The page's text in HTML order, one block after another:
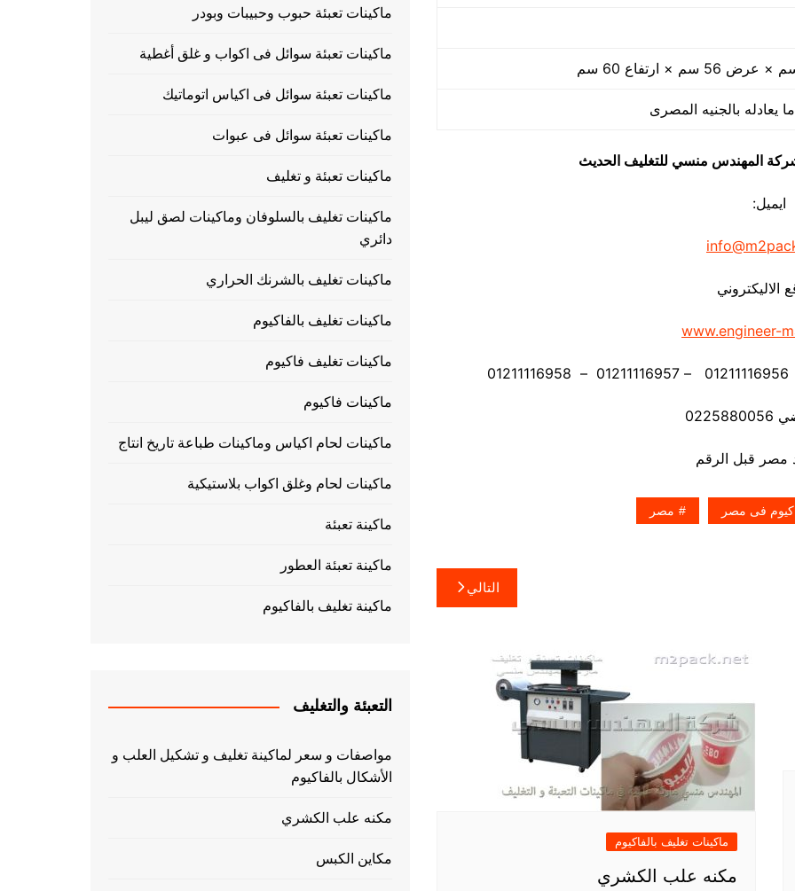
يعادله بالجنيه المصرى
شركة المهندس منسي للتغليف الحديث
ايميل:
الاليكتروني
www.engineer-
فى مصر مصر
التالي
ماكينات تغليف بالفاكيوم
مكنه علب الكشري
ماكينات تعبئة حبوب وحبيبات وبودر
ماكينات تعبئة سوائل فى اكواب و غلق أغطية
ماكينات تعبئة سوائل فى اكياس اتوماتيك
ماكينات تعبئة سوائل فى عبوات
ماكينات تعبئة و تغليف
ماكينات تغليف بالسلوفان وماكينات لصق ليبل
دائري
ماكينات تغليف بالشرنك الحراري
ماكينات تغليف بالفاكيوم
ماكينات تغليف فاكيوم
ماكينات فاكيوم
ماكينات لحام اكياس وماكينات طباعة تاريخ انتاج
ماكينات لحام وغلق اكواب بلاستيكية
ماكينة تعبئة
ماكينة تعبئة العطور
ماكينة تغليف بالفاكيوم
التعبئة والتغليف
مواصفات و سعر لماكينة تغليف و تشكيل العلب و
الأشكال بالفاكيوم
مكنه علب الكشري
مكاين الكبس